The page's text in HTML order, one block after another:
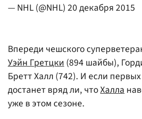
— NHL (@NHL)20 декабря 2015
Впереди чешского
Уэйн Гретцки(894 шайбы),
Бретт Халл (742). И если
достанет вряд ли, чтоХалла
уже в этом сезоне.